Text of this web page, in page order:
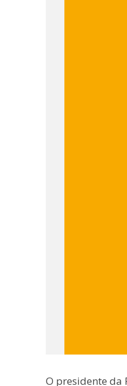
O presidente da